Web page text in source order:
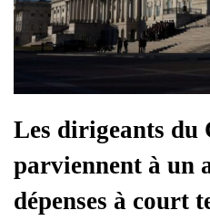
Les dirigeants du
parviennent à un
dépenses à court